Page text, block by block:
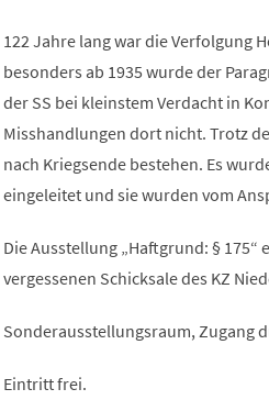
122 Jahre lang war die Verfolgung
besonders ab 1935 wurde der
der SS bei kleinstem Verdacht in
Misshandlungen dort nicht. Trotz
nach Kriegsende bestehen. Es
eingeleitet und sie wurden vom
Die Ausstellung „Haftgrund: §
vergessenen Schicksale des KZ
Sonderausstellungsraum, Zugang
Eintritt frei.